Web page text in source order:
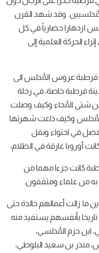
وقد شهد القرن
ازدهارا حضارياً في كل
الحركة العلمية إلى
قرطبة عروس الأندلس الى
قرطبة خاصة، في رحلة
شتى الأنحاء وكيف وصلت
الأندلس وكيف ذاعت شهرتها
في احتواء ونقل
أوروبا غارقة في الظلام،
كانت جزءا مهما من
به من علماء ومثقفون.
ما زالت أعمالهم خالدة حتى
بأنفسهم يستفيد منه
ابن حزم الأندلسي،
منذر بن سعيد البلوطي،